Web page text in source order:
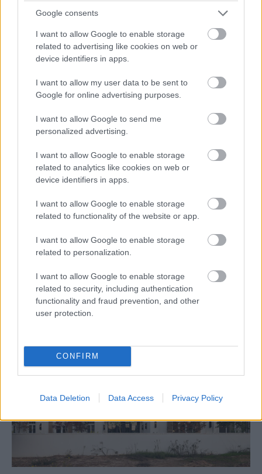
Google consents
I want to allow Google to enable storage
related to advertising like cookies on web or
device identifiers in apps.
I want to allow my user data to be sent to
Google for online advertising purposes.
I want to allow Google to send me
personalized advertising.
I want to allow Google to enable storage
related to analytics like cookies on web or
device identifiers in apps.
I want to allow Google to enable storage
related to functionality of the website or app.
I want to allow Google to enable storage
related to personalization.
I want to allow Google to enable storage
related to security, including authentication
functionality and fraud prevention, and other
user protection.
CONFIRM
Data Deletion Data Access Privacy Policy
Pridajte túto surovinu do prania, obliečky
budú hladšie a pevnejšie. Starý trik z
hotelov poznali už naše babičky
K bytu ladili aj škáry v obklade. Majitelia
zbúrali stereotyp, bývanie vyzerá ako z
filmu svojského režiséra